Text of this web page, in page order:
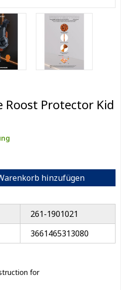
Roost Protector Kid
hinzufügen
261-1901021
3661465313080
for